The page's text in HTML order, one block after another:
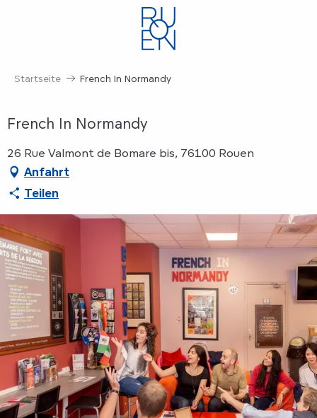
Startseite French In Normandy
French In Normandy
26 Rue Valmont de Bomare bis, 76100 Rouen
Anfahrt
Teilen